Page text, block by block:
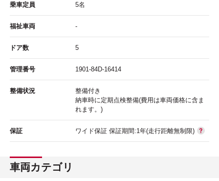
乗車定員 5名
福祉車両 -
ドア数 5
管理番号 1901-84D-16414
整備状況
整備付き
納車時に定期点検整備(費用は車両価格に含ま
れます。)
保証 ワイド保証 保証期間:1年(走行距離無制限)
車両カテゴリ